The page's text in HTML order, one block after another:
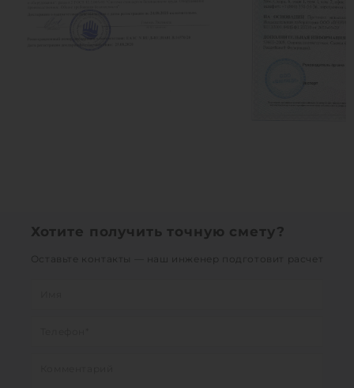
Хотите получить точную смету?
Оставьте контакты — наш инженер подготовит расчет